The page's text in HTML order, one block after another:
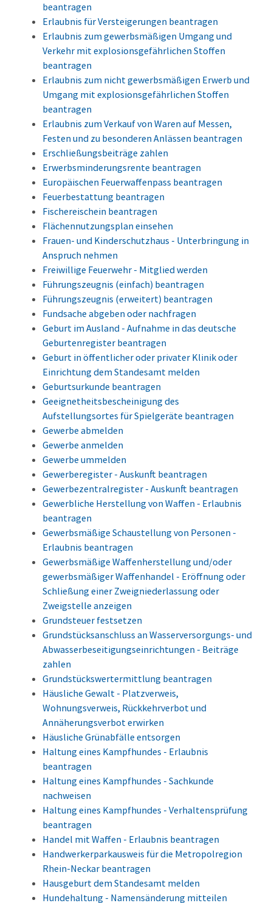
beantragen
Erlaubnis für Versteigerungen beantragen
Erlaubnis zum gewerbsmäßigen Umgang und
Verkehr mit explosionsgefährlichen Stoffen
beantragen
Erlaubnis zum nicht gewerbsmäßigen Erwerb und
Umgang mit explosionsgefährlichen Stoffen
beantragen
Erlaubnis zum Verkauf von Waren auf Messen,
Festen und zu besonderen Anlässen beantragen
Erschließungsbeiträge zahlen
Erwerbsminderungsrente beantragen
Europäischen Feuerwaffenpass beantragen
Feuerbestattung beantragen
Fischereischein beantragen
Flächennutzungsplan einsehen
Frauen- und Kinderschutzhaus - Unterbringung in
Anspruch nehmen
Freiwillige Feuerwehr - Mitglied werden
Führungszeugnis (einfach) beantragen
Führungszeugnis (erweitert) beantragen
Fundsache abgeben oder nachfragen
Geburt im Ausland - Aufnahme in das deutsche
Geburtenregister beantragen
Geburt in öffentlicher oder privater Klinik oder
Einrichtung dem Standesamt melden
Geburtsurkunde beantragen
Geeignetheitsbescheinigung des
Aufstellungsortes für Spielgeräte beantragen
Gewerbe abmelden
Gewerbe anmelden
Gewerbe ummelden
Gewerberegister - Auskunft beantragen
Gewerbezentralregister - Auskunft beantragen
Gewerbliche Herstellung von Waffen - Erlaubnis
beantragen
Gewerbsmäßige Schaustellung von Personen -
Erlaubnis beantragen
Gewerbsmäßige Waffenherstellung und/oder
gewerbsmäßiger Waffenhandel - Eröffnung oder
Schließung einer Zweigniederlassung oder
Zweigstelle anzeigen
Grundsteuer festsetzen
Grundstücksanschluss an Wasserversorgungs- und
Abwasserbeseitigungseinrichtungen - Beiträge
zahlen
Grundstückswertermittlung beantragen
Häusliche Gewalt - Platzverweis,
Wohnungsverweis, Rückkehrverbot und
Annäherungsverbot erwirken
Häusliche Grünabfälle entsorgen
Haltung eines Kampfhundes - Erlaubnis
beantragen
Haltung eines Kampfhundes - Sachkunde
nachweisen
Haltung eines Kampfhundes - Verhaltensprüfung
beantragen
Handel mit Waffen - Erlaubnis beantragen
Handwerkerparkausweis für die Metropolregion
Rhein-Neckar beantragen
Hausgeburt dem Standesamt melden
Hundehaltung - Namensänderung mitteilen